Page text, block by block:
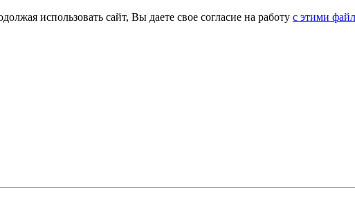
использовать сайт, Вы даете свое согласие на работу с этими